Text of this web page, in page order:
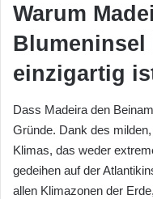
Warum
einzigartig
Dass Madeira den
Gründe. Dank des
Klimas, das weder
gedeihen auf der
allen Klimazonen der